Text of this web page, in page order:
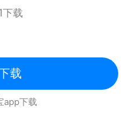
下载
载
app下载